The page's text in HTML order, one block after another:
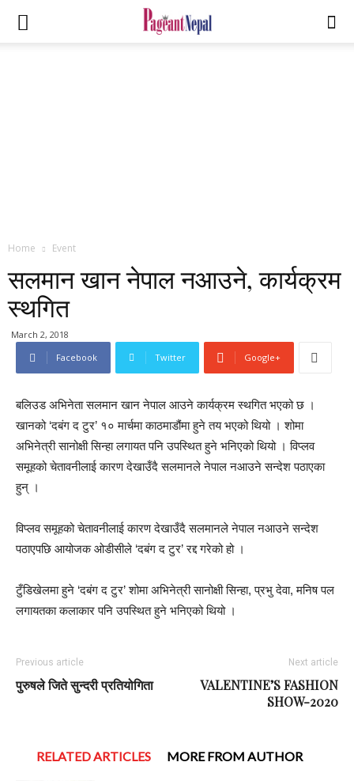
Home Event
सलमान खान नेपाल नआउने, कार्यक्रम
स्थगित
March 2, 2018
Facebook
Twitter Google+
बलिउड अभिनेता सलमान खान नेपाल आउने कार्यक्रम स्थगित भएको छ ।
खानको ‘दबंग द टुर’ १० मार्चमा काठमाडौंमा हुने तय भएको थियो । शोमा
अभिनेत्री सानोक्षी सिन्हा लगायत पनि उपस्थित हुने भनिएको थियो । विप्लव
समूहको चेतावनीलाई कारण देखाउँदै सलमानले नेपाल नआउने सन्देश पठाएका
हुन् ।
विप्लव समूहको चेतावनीलाई कारण देखाउँदै सलमानले नेपाल नआउने सन्देश
पठाएपछि आयोजक ओडीसीले ‘दबंग द टुर’ रद्द गरेको हो ।
टुँडिखेलमा हुने ‘दबंग द टुर’ शोमा अभिनेत्री सानोक्षी सिन्हा, प्रभु देवा, मनिष पल
लगायतका कलाकार पनि उपस्थित हुने भनिएको थियो ।
Previous article
पुरुषले जिते सुन्दरी प्रतियोगिता
Next article
VALENTINE’S FASHION
SHOW-2020
RELATED ARTICLES MORE FROM AUTHOR